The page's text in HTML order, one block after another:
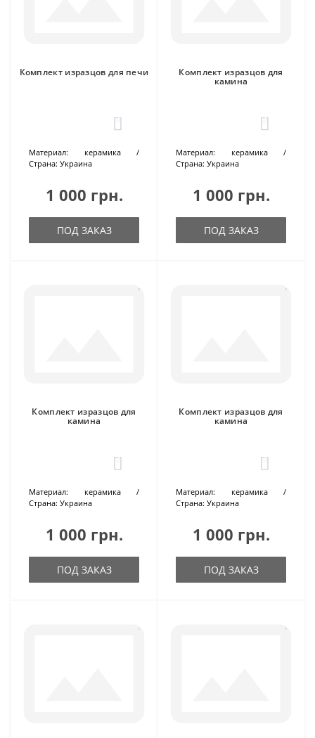
Комплект изразцов для печи
0
Материал:
керамика
Страна: Украина
1 000 грн.
ПОД ЗАКАЗ
Комплект изразцов для
камина
0
Материал:
керамика
Страна: Украина
1 000 грн.
ПОД ЗАКАЗ
Комплект изразцов для
камина
0
Материал:
керамика
Страна: Украина
1 000 грн.
ПОД ЗАКАЗ
Комплект изразцов для
камина
0
Материал:
керамика
Страна: Украина
1 000 грн.
ПОД ЗАКАЗ